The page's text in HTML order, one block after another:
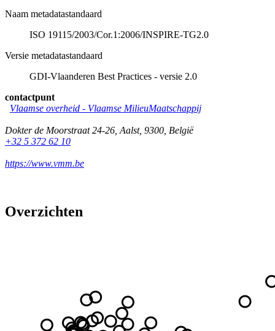
Naam metadatastandaard
ISO 19115/2003/Cor.1:2006/INSPIRE-TG2.0
Versie metadatastandaard
GDI-Vlaanderen Best Practices - versie 2.0
contactpunt
Vlaamse overheid - Vlaamse MilieuMaatschappij
Dokter de Moorstraat 24-26 Aalst, 9300 België
+32 5 372 62 10
https://www.vmm.be
Overzichten